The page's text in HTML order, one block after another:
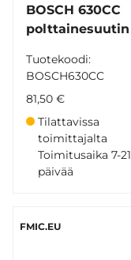
BOSCH 630CC
polttainesuutin
Tuotekoodi:
BOSCH630CC
81,50 €
Tilattavissa
toimittajalta
Toimitusaika 7-21
päivää
FMIC.EU